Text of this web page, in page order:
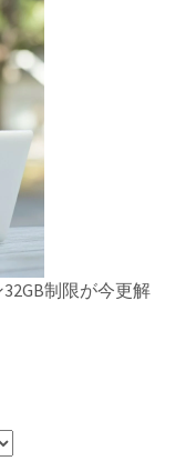
制限が今更解